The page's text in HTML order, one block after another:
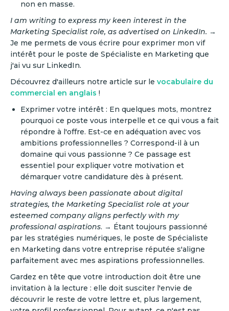
non en masse.
I am writing to express my keen interest in the
Marketing Specialist role, as advertised on LinkedIn. →
Je me permets de vous écrire pour exprimer mon vif
intérêt pour le poste de Spécialiste en Marketing que
j'ai vu sur LinkedIn.
Découvrez d'ailleurs notre article sur le vocabulaire du
commercial en anglais !
Exprimer votre intérêt : En quelques mots, montrez
pourquoi ce poste vous interpelle et ce qui vous a fait
répondre à l'offre. Est-ce en adéquation avec vos
ambitions professionnelles ? Correspond-il à un
domaine qui vous passionne ? Ce passage est
essentiel pour expliquer votre motivation et
démarquer votre candidature dès à présent.
Having always been passionate about digital
strategies, the Marketing Specialist role at your
esteemed company aligns perfectly with my
professional aspirations. → Étant toujours passionné
par les stratégies numériques, le poste de Spécialiste
en Marketing dans votre entreprise réputée s'aligne
parfaitement avec mes aspirations professionnelles.
‍Gardez en tête que votre introduction doit être une
invitation à la lecture : elle doit susciter l'envie de
découvrir le reste de votre lettre et, plus largement,